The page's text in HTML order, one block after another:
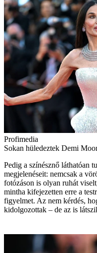
Profimedia
Sokan hüledeztek Demi
Pedig a színésznő láthatóan
megjelenéseit: nemcsak a
fotózáson is olyan ruhát
mintha kifejezetten erre a
figyelmet. Az nem kérdés,
kidolgozottak – de az is